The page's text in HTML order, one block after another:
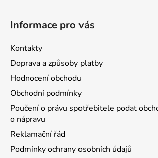
Informace pro vás
Kontakty
Doprava a způsoby platby
Hodnocení obchodu
Obchodní podmínky
Poučení o právu spotřebitele podat
o nápravu
Reklamační řád
Podmínky ochrany osobních údajů